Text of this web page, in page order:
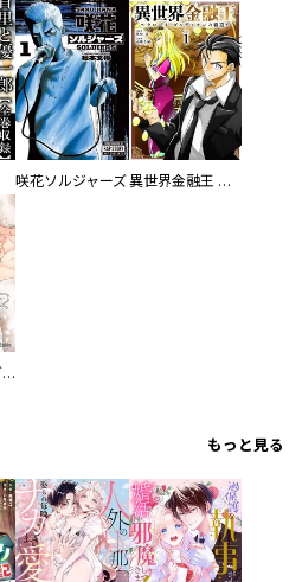
咲花ソルジャーズ 異世界金融王 ～クローネ・ゴルディオンの覇道～
巣づくりオメガバース
もっと見る